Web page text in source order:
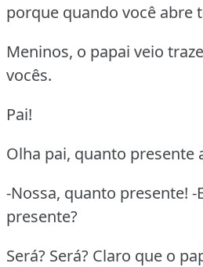
porque quando você abre
Meninos, o papai veio
vocês.
Pai!
Olha pai, quanto presente
-Nossa, quanto presente! -
presente?
Será? Será? Claro que o